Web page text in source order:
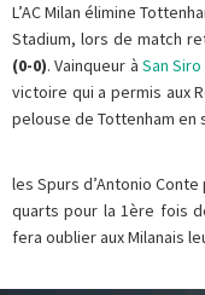
L’AC Milan élimine
Stadium, lors de match
(0-0). Vainqueur à San Siro
victoire qui a permis aux
pelouse de Tottenham en
les Spurs d’Antonio
quarts pour la 1ère fois
fera oublier aux Milanais